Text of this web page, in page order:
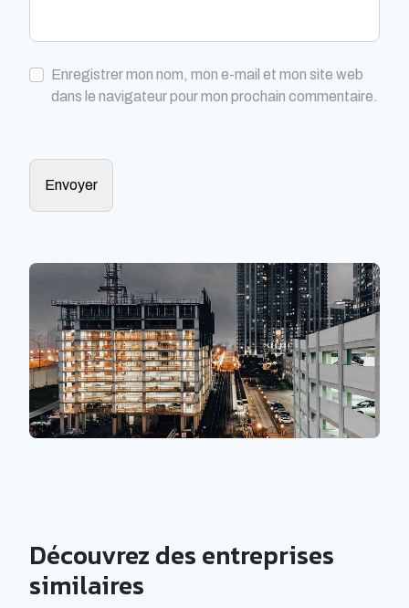
Enregistrer mon nom, mon e-mail et mon site web
dans le navigateur pour mon prochain commentaire.
Découvrez des entreprises
similaires